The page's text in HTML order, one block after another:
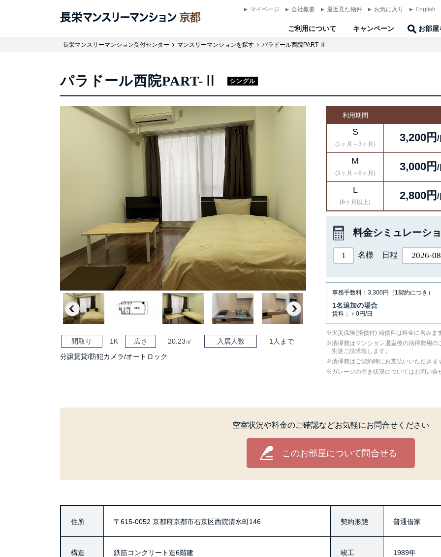
マイページ 会社概要 最近見た物件 お気に入り English
ご利用について キャンペーン お部屋
長栄マンスリーマンション受付センター マンスリーマンションを探す パラドール西院PART-Ⅱ
パラドール西院PART-Ⅱ シングル
Previous Next
間取り 1K 広さ 20.23㎡ 入居人数
1人まで
分譲賃貸/防犯カメラ/オートロック
利用期間
S
(1ヶ月～3ヶ月)
3,200円 /
M
(3ヶ月～6ヶ月)
3,000円 /
L
(6ヶ月以上)
2,800円 /
料金シミュレーシ
名様 日程
事務手数料：3,300円（1契約につき）
1名追加の場合
賃料：＋0円/日
⽕災保険(賠償付) 補償料は料⾦に含みま
清掃費はマンション退室後の清掃費用
別途ご請求致します。
清掃費はご契約時にお支払いいただきま
ガレージの空き状況についてはお問い合
空室状況や料金のご確認などお気軽にお問合せください
このお部屋について問合せる
住所 〒615-0052 京都府京都市右京区西院清水町146 契約形態 普通借家
構造 鉄筋コンクリート造6階建 竣工 1989年